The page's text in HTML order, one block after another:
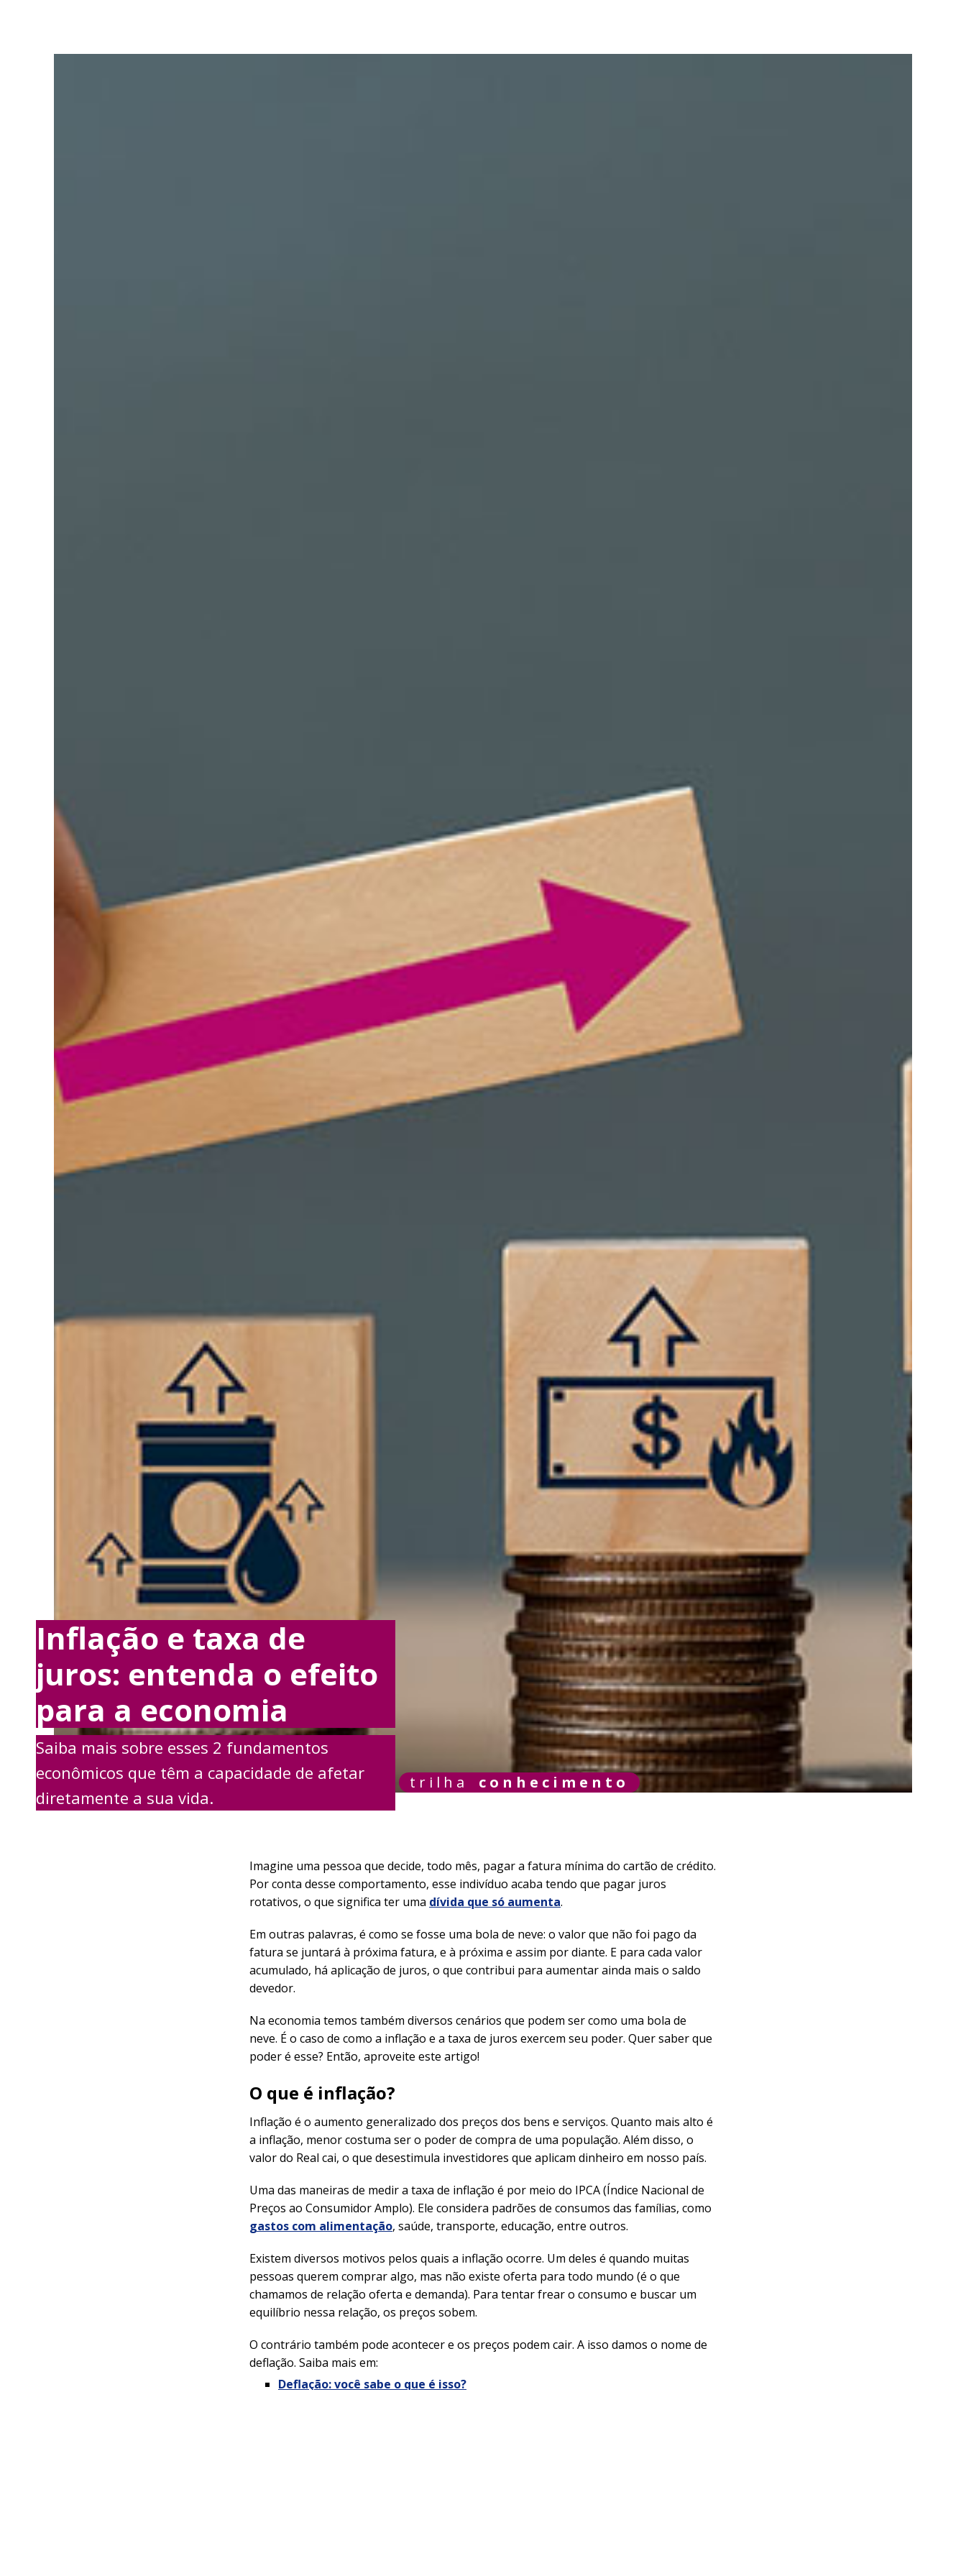
trilha conhecimento
Inflação e taxa de
juros: entenda o efeito
para a economia
Saiba mais sobre esses 2 fundamentos
econômicos que têm a capacidade de afetar
diretamente a sua vida.
Imagine uma pessoa que decide, todo mês, pagar a fatura mínima do cartão de crédito.
Por conta desse comportamento, esse indivíduo acaba tendo que pagar juros
rotativos, o que significa ter uma dívida que só aumenta.
Em outras palavras, é como se fosse uma bola de neve: o valor que não foi pago da
fatura se juntará à próxima fatura, e à próxima e assim por diante. E para cada valor
acumulado, há aplicação de juros, o que contribui para aumentar ainda mais o saldo
devedor.
Na economia temos também diversos cenários que podem ser como uma bola de
neve. É o caso de como a inflação e a taxa de juros exercem seu poder. Quer saber que
poder é esse? Então, aproveite este artigo!
O que é inflação?
Inflação é o aumento generalizado dos preços dos bens e serviços. Quanto mais alto é
a inflação, menor costuma ser o poder de compra de uma população. Além disso, o
valor do Real cai, o que desestimula investidores que aplicam dinheiro em nosso país.
Uma das maneiras de medir a taxa de inflação é por meio do IPCA (Índice Nacional de
Preços ao Consumidor Amplo). Ele considera padrões de consumos das famílias, como
gastos com alimentação, saúde, transporte, educação, entre outros.
Existem diversos motivos pelos quais a inflação ocorre. Um deles é quando muitas
pessoas querem comprar algo, mas não existe oferta para todo mundo (é o que
chamamos de relação oferta e demanda). Para tentar frear o consumo e buscar um
equilíbrio nessa relação, os preços sobem.
O contrário também pode acontecer e os preços podem cair. A isso damos o nome de
deflação. Saiba mais em:
Deflação: você sabe o que é isso?